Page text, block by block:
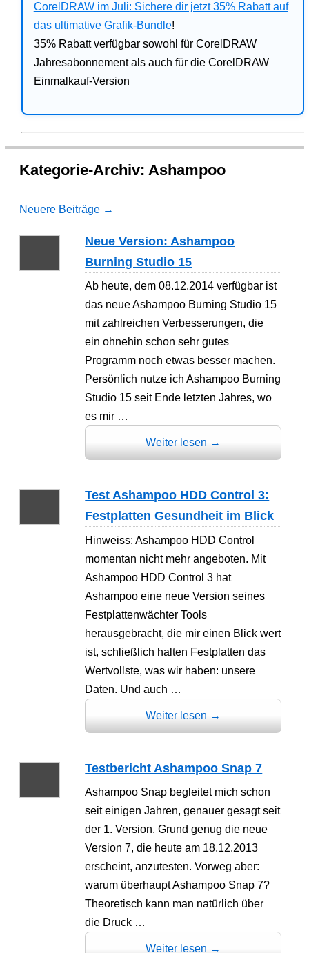
CorelDRAW im Juli: Sichere dir jetzt 35% Rabatt auf
das ultimative Grafik-Bundle!
35% Rabatt verfügbar sowohl für CorelDRAW
Jahresabonnement als auch für die CorelDRAW
Einmalkauf-Version
Kategorie-Archiv:Ashampoo
Neuere Beiträge →
Neue Version: Ashampoo
Burning Studio 15
Ab heute, dem 08.12.2014 verfügbar ist
das neue Ashampoo Burning Studio 15
mit zahlreichen Verbesserungen, die
ein ohnehin schon sehr gutes
Programm noch etwas besser machen.
Persönlich nutze ich Ashampoo Burning
Studio 15 seit Ende letzten Jahres, wo
es mir …
Weiter lesen →
Test Ashampoo HDD Control 3:
Festplatten Gesundheit im Blick
Hinweiss: Ashampoo HDD Control
momentan nicht mehr angeboten. Mit
Ashampoo HDD Control 3 hat
Ashampoo eine neue Version seines
Festplattenwächter Tools
herausgebracht, die mir einen Blick wert
ist, schließlich halten Festplatten das
Wertvollste, was wir haben: unsere
Daten. Und auch …
Weiter lesen →
Testbericht Ashampoo Snap 7
Ashampoo Snap begleitet mich schon
seit einigen Jahren, genauer gesagt seit
der 1. Version. Grund genug die neue
Version 7, die heute am 18.12.2013
erscheint, anzutesten. Vorweg aber:
warum überhaupt Ashampoo Snap 7?
Theoretisch kann man natürlich über
die Druck …
Weiter lesen →